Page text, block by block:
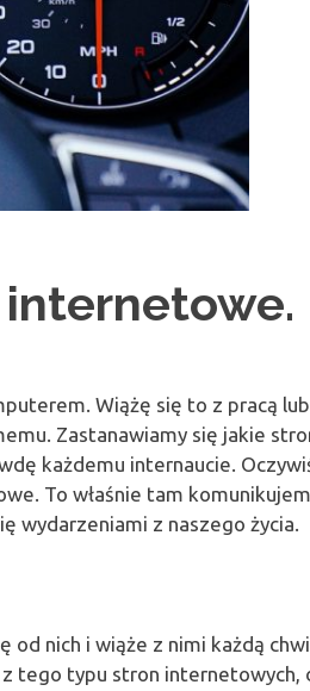
Wiążę się to z pracą
Zastanawiamy się jakie
każdemu internaucie.
To właśnie tam
wydarzeniami z naszego życia.
nich i wiąże z nimi każdą
tego typu stron internetowych,